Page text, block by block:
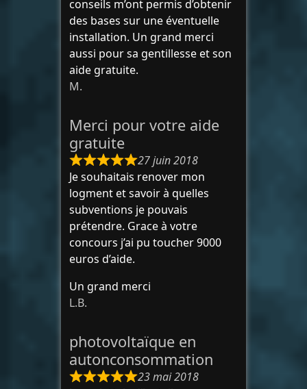
conseils m’ont permis d’obtenir
des bases sur une éventuelle
installation. Un grand merci
aussi pour sa gentillesse et son
aide gratuite.
M.
Merci pour votre aide
gratuite
27 juin 2018
Je souhaitais renover mon
logment et savoir à quelles
subventions je pouvais
prétendre. Grace à votre
concours j’ai pu toucher 9000
euros d’aide.
Un grand merci
L.B.
photovoltaïque en
autonconsommation
23 mai 2018